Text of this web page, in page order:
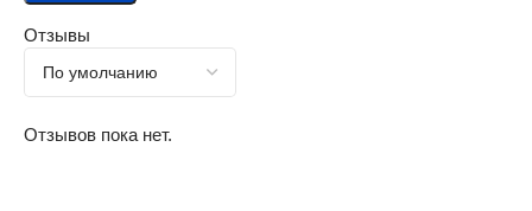
Отзывы
Отзывов пока нет.